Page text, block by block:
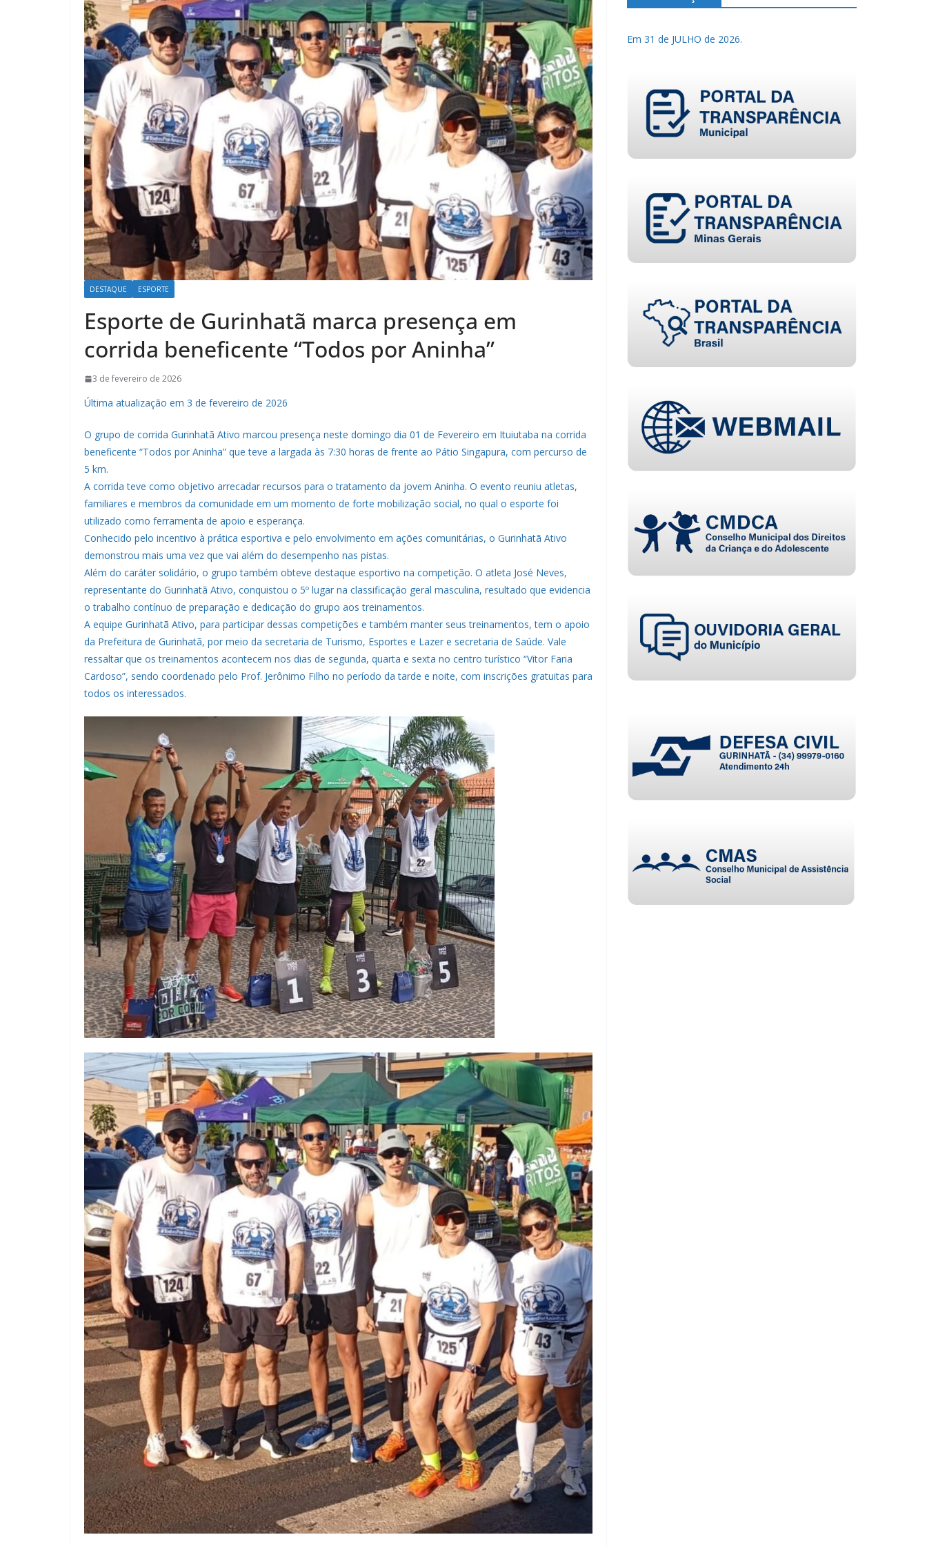
DESTAQUE ESPORTE
Esporte de Gurinhatã marca presença em
corrida beneficente “Todos por Aninha”
3 de fevereiro de 2026
Última atualização em 3 de fevereiro de 2026
O grupo de corrida Gurinhatã Ativo marcou presença neste domingo dia 01 de Fevereiro em Ituiutaba na corrida
beneficente “Todos por Aninha” que teve a largada às 7:30 horas de frente ao Pátio Singapura, com percurso de
5 km.
A corrida teve como objetivo arrecadar recursos para o tratamento da jovem Aninha. O evento reuniu atletas,
familiares e membros da comunidade em um momento de forte mobilização social, no qual o esporte foi
utilizado como ferramenta de apoio e esperança.
Conhecido pelo incentivo à prática esportiva e pelo envolvimento em ações comunitárias, o Gurinhatã Ativo
demonstrou mais uma vez que vai além do desempenho nas pistas.
Além do caráter solidário, o grupo também obteve destaque esportivo na competição. O atleta José Neves,
representante do Gurinhatã Ativo, conquistou o 5º lugar na classificação geral masculina, resultado que evidencia
o trabalho contínuo de preparação e dedicação do grupo aos treinamentos.
A equipe Gurinhatã Ativo, para participar dessas competições e também manter seus treinamentos, tem o apoio
da Prefeitura de Gurinhatã, por meio da secretaria de Turismo, Esportes e Lazer e secretaria de Saúde. Vale
ressaltar que os treinamentos acontecem nos dias de segunda, quarta e sexta no centro turístico “Vitor Faria
Cardoso”, sendo coordenado pelo Prof. Jerônimo Filho no período da tarde e noite, com inscrições gratuitas para
todos os interessados.
Em 31 de JULHO de 2026.